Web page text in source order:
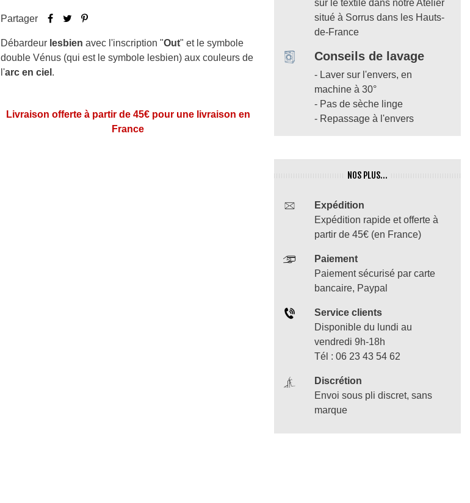
Partager
Débardeur lesbien avec l'inscription "Out" et le symbole
double Vénus (qui est le symbole lesbien) aux couleurs de
l'arc en ciel .
Livraison offerte à partir de 45€ pour une livraison en
France
sur le textile dans notre Atelier
situé à Sorrus dans les Hauts-
de-France
Conseils de lavage
- Laver sur l'envers, en
machine à 30°
- Pas de sèche linge
- Repassage à l'envers
NOS PLUS...
Expédition
Expédition rapide et offerte à
partir de 45€ (en France)
Paiement
Paiement sécurisé par carte
bancaire, Paypal
Service clients
Disponible du lundi au
vendredi 9h-18h
Tél : 06 23 43 54 62
Discrétion
Envoi sous pli discret, sans
marque